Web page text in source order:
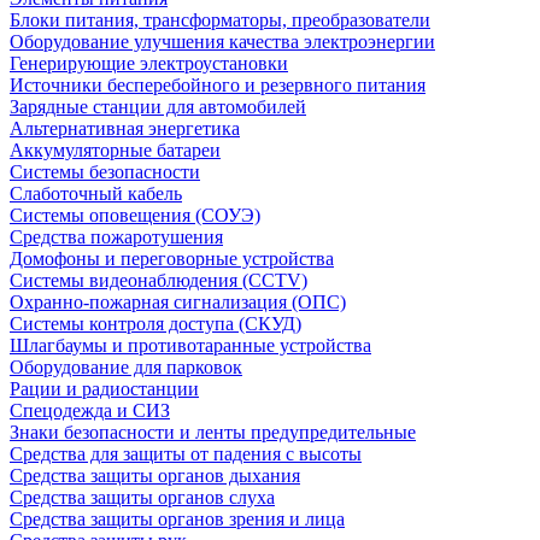
Блоки питания, трансформаторы, преобразователи
Оборудование улучшения качества электроэнергии
Генерирующие электроустановки
Источники бесперебойного и резервного питания
Зарядные станции для автомобилей
Альтернативная энергетика
Аккумуляторные батареи
Системы безопасности
Слаботочный кабель
Системы оповещения (СОУЭ)
Средства пожаротушения
Домофоны и переговорные устройства
Системы видеонаблюдения (CCTV)
Охранно-пожарная сигнализация (ОПС)
Системы контроля доступа (СКУД)
Шлагбаумы и противотаранные устройства
Оборудование для парковок
Рации и радиостанции
Спецодежда и СИЗ
Знаки безопасности и ленты предупредительные
Средства для защиты от падения с высоты
Средства защиты органов дыхания
Средства защиты органов слуха
Средства защиты органов зрения и лица